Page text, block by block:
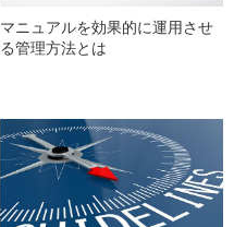
マニュアルを効果的に運用させ
る管理方法とは